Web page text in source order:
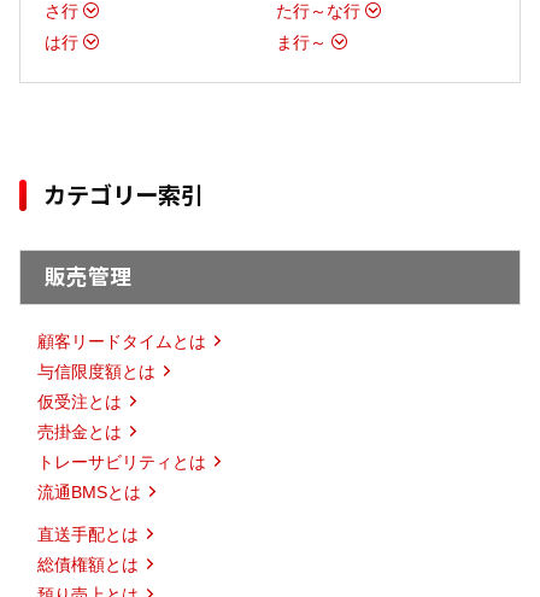
さ行
た行～な行
は行
ま行～
カテゴリー索引
販売管理
顧客リードタイムとは
与信限度額とは
仮受注とは
売掛金とは
トレーサビリティとは
流通BMSとは
直送手配とは
総債権額とは